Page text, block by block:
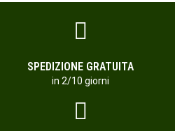
SPEDIZIONE GRATUITA
in 2/10 giorni